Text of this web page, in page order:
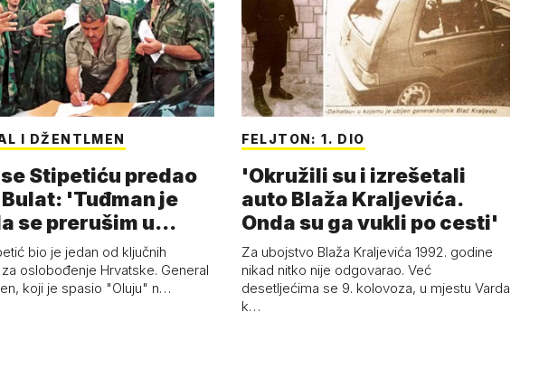
I DŽENTLMEN
Stipetiću predao
'Tuđman je
se prerušim u
bio je jedan od ključnih
oslobođenje Hrvatske. General
koji je spasio "Oluju" n…
FELJTON: 1. DIO
'Okružili su i izrešetali
auto Blaža Kraljevića.
Onda su ga vukli po cesti'
Za ubojstvo Blaža Kraljevića 1992. godine
nikad nitko nije odgovarao. Već
desetljećima se 9. kolovoza, u mjestu Varda
k…